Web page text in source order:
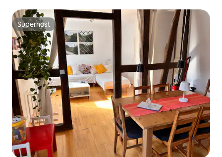
Superhost
Superhost